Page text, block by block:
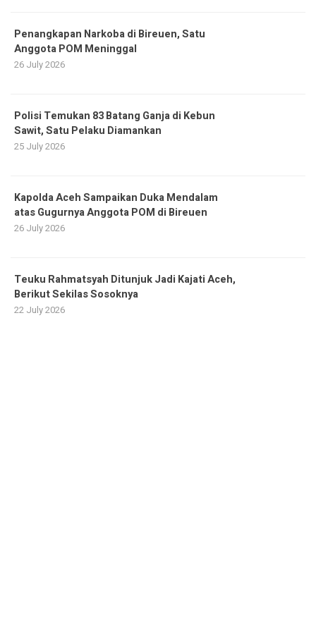
Penangkapan Narkoba di Bireuen, Satu
Anggota POM Meninggal
26 July 2026
Polisi Temukan 83 Batang Ganja di Kebun
Sawit, Satu Pelaku Diamankan
25 July 2026
Kapolda Aceh Sampaikan Duka Mendalam
atas Gugurnya Anggota POM di Bireuen
26 July 2026
Teuku Rahmatsyah Ditunjuk Jadi Kajati Aceh,
Berikut Sekilas Sosoknya
22 July 2026